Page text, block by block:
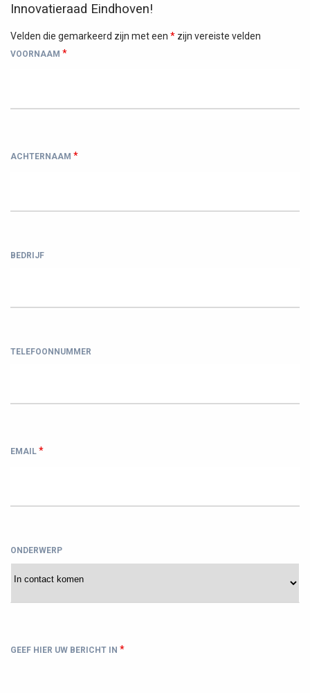
Innovatieraad Eindhoven!
Velden die gemarkeerd zijn met een * zijn vereiste velden
VOORNAAM *
ACHTERNAAM *
BEDRIJF
TELEFOONNUMMER
EMAIL *
ONDERWERP
GEEF HIER UW BERICHT IN *